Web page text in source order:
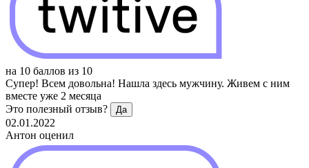
на 10 баллов из 10
Супер! Всем довольна! Нашла здесь мужчину. Живем с ним
вместе уже 2 месяца
Это полезный отзыв?
Да
02.01.2022
Антон оценил